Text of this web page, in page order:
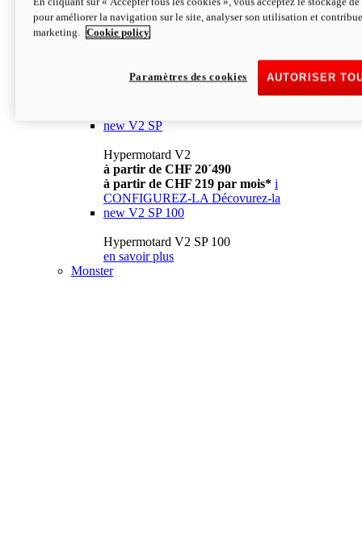
à partir de CHF 13´990 i
CONFIGUREZ-LA Décovurez-la
newV2
à partir de CHF 15´990
à partir de CHF 169 par mois* i
new V2 SP
Hypermotard V2
à partir de CHF 20´490
à partir de CHF 219 par mois* i
CONFIGUREZ-LA Décovurez-la
new V2 SP 100
Hypermotard V2 SP 100
en savoir plus
Monster
pour améliorer la navigation sur le site, analyser son utilisation et
marketing.
Cookie policy
AUTORISER
Paramètres des cookies